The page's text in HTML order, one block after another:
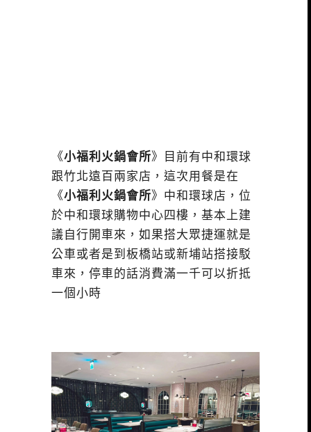
《小福利火鍋會所》目前有中和環球
跟竹北遠百兩家店，這次用餐是在
《小福利火鍋會所》中和環球店，位
於中和環球購物中心四樓，基本上建
議自行開車來，如果搭大眾捷運就是
公車或者是到板橋站或新埔站搭接駁
車來，停車的話消費滿一千可以折抵
一個小時